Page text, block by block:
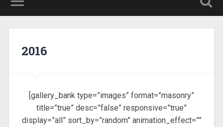
2016
[gallery_bank type=”images” format=”masonry”
title=”true” desc=”false” responsive=”true”
display=”all” sort_by=”random” animation_effect=””